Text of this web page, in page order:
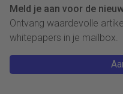
Meld je aan voor de
Ontvang waardevolle
whitepapers in je mailbox.